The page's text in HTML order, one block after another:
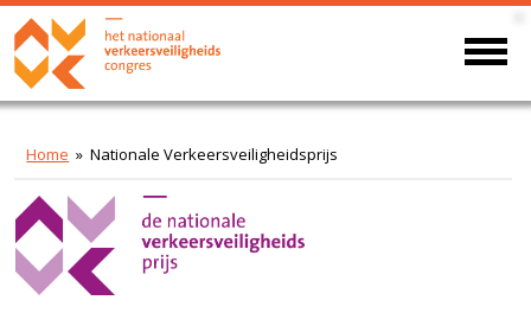
Home » Nationale Verkeersveiligheidsprijs